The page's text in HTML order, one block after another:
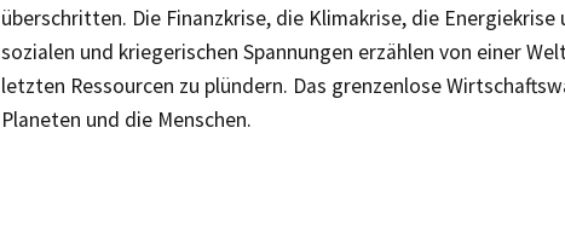
überschritten. Die Finanzkrise, die Klimakrise, die Energiekrise
sozialen und kriegerischen Spannungen erzählen von einer
letzten Ressourcen zu plündern. Das grenzenlose
Planeten und die Menschen.